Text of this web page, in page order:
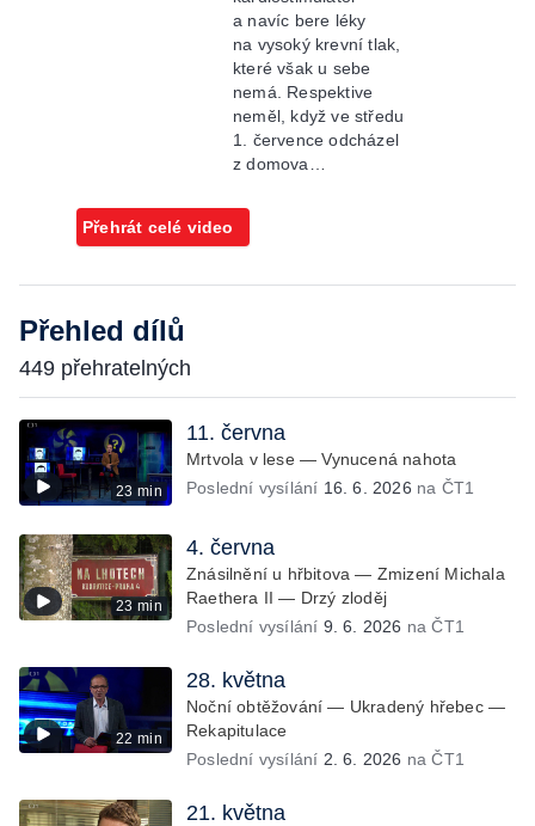
a navíc bere léky
na vysoký krevní tlak,
které však u sebe
nemá. Respektive
neměl, když ve středu
1. července odcházel
z domova…
Přehrát celé video
Přehled dílů
449 přehratelných
23 min
11. června
Mrtvola v lese — Vynucená nahota
Poslední vysílání 16. 6. 2026 na ČT1
23 min
4. června
Znásilnění u hřbitova — Zmizení Michala
Raethera II — Drzý zloděj
Poslední vysílání 9. 6. 2026 na ČT1
22 min
28. května
Noční obtěžování — Ukradený hřebec —
Rekapitulace
Poslední vysílání 2. 6. 2026 na ČT1
21. května